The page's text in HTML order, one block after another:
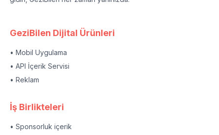
GeziBilen Dijital Ürünleri
• Mobil Uygulama
• API İçerik Servisi
• Reklam
İş Birlikteleri
• Sponsorluk içerik